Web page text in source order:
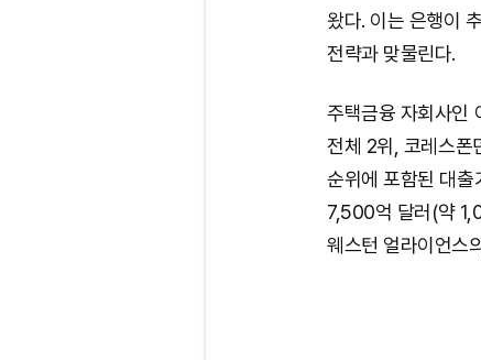
왔다. 이는 은행이
전략과 맞물린다.
주택금융 자회사인
전체 2위, 코레스폰
순위에 포함된 대
7,500억 달러(약
웨스턴 얼라이언스